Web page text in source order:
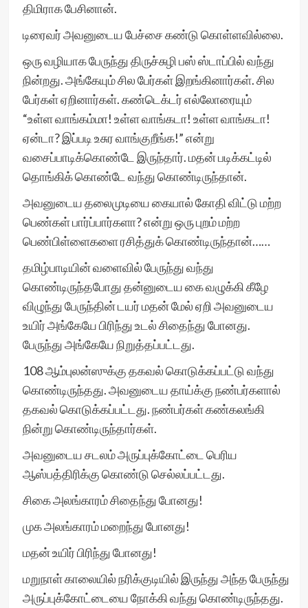
திமிராக பேசினான்.
டிரைவர் அவனுடைய பேச்சை கண்டு கொள்ளவில்லை.
ஒரு வழியாக பேருந்து திருச்சுழி பஸ் ஸ்டாப்பில் வந்து
நின்றது. அங்கேயும் சில பேர்கள் இறங்கினார்கள். சில
பேர்கள் ஏறினார்கள். கண்டெக்டர் எல்லோரையும்
“உள்ள வாங்கம்மா! உள்ள வாங்கடா! உள்ள வாங்கடா!
ஏன்டா? இப்படி உசுர வாங்குறீங்க!” என்று
வசைப்பாடிக்கொண்டே இருந்தார். மதன் படிக்கட்டில்
தொங்கிக் கொண்டே வந்து கொண்டிருந்தான்.
அவனுடைய தலைமுடியை கையால் கோதி விட்டு மற்ற
பெண்கள் பார்ப்பார்களா? என்று ஒரு புறம் மற்ற
பெண்பிள்ளைகளை ரசித்துக் கொண்டிருந்தான்……
தமிழ்பாடியின் வளைவில் பேருந்து வந்து
கொண்டிருந்தபோது தன்னுடைய கை வழுக்கி கீழே
விழுந்து பேருந்தின் டயர் மதன் மேல் ஏறி அவனுடைய
உயிர் அங்கேயே பிரிந்து உடல் சிதைந்து போனது.
பேருந்து அங்கேயே நிறுத்தப்பட்டது.
108 ஆம்புலன்ஸுக்கு தகவல் கொடுக்கப்பட்டு வந்து
கொண்டிருந்தது. அவனுடைய தாய்க்கு நண்பர்களால்
தகவல் கொடுக்கப்பட்டது. நண்பர்கள் கண்கலங்கி
நின்று கொண்டிருந்தார்கள்.
அவனுடைய சடலம் அருப்புக்கோட்டை பெரிய
ஆஸ்பத்திரிக்கு கொண்டு செல்லப்பட்டது.
சிகை அலங்காரம் சிதைந்து போனது!
முக அலங்காரம் மறைந்து போனது!
மதன் உயிர் பிரிந்து போனது!
மறுநாள் காலையில் நரிக்குடியில் இருந்து அந்த பேருந்து
அருப்புக்கோட்டையை நோக்கி வந்து கொண்டிருந்தது.